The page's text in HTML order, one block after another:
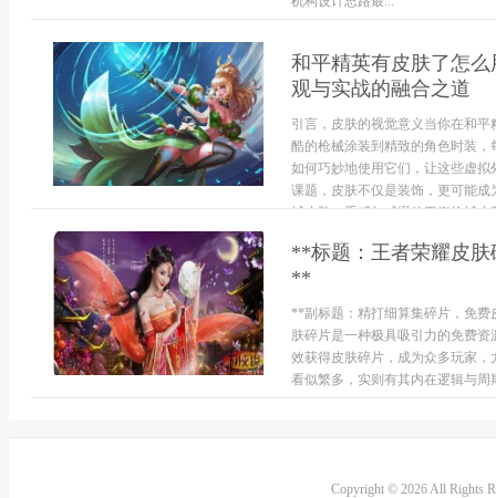
和平精英有皮肤了怎
观与实战的融合之道
引言，皮肤的视觉意义当你在和
酷的枪械涂装到精致的角色时装
如何巧妙地使用它们，让这些虚
课题，皮肤不仅是装饰，更可能
械皮肤，手感与威慑的平衡枪械皮
**标题：王者荣耀皮
**
**副标题：精打细算集碎片，免
肤碎片是一种极具吸引力的免费
效获得皮肤碎片，成为众多玩家
看似繁多，实则有其内在逻辑与
Copyright © 2026 All Rights